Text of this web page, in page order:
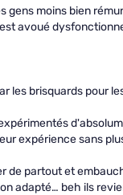
gens moins bien
avoué
les brisquards pour
expérience sans
de partout et
adapté… beh ils